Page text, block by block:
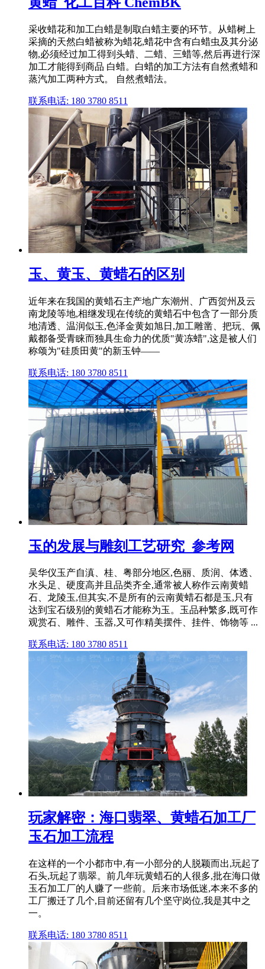
采收蜡花和加工白蜡是制取白蜡主要的环节。从蜡树上
采摘的天然白蜡被称为蜡花,蜡花中含有白蜡虫及其分泌
物,必须经过加工得到头蜡、二蜡、三蜡等,然后再进行深
加工才能得到商品 白蜡。白蜡的加工方法有自然煮蜡和
蒸汽加工两种方式。 自然煮蜡法。
联系电话: 180 3780 8511
玉、黄玉、黄蜡石的区别
近年来在我国的黄蜡石主产地广东潮州、广西贺州及云
南龙陵等地,相继发现在传统的黄蜡石中包含了一部分质
地清透、温润似玉,色泽金黄如旭日,加工雕凿、把玩、佩
戴都备受青睐而独具生命力的优质"黄冻蜡",这是被人们
称颂为"硅质田黄"的新玉钟——
联系电话: 180 3780 8511
玉的发展与雕刻工艺研究_参考网
吴华仪玉产自滇、桂、粤部分地区,色丽、质润、体透、
水头足、硬度高并且品类齐全,通常被人称作云南黄蜡
石、龙陵玉,但其实,不是所有的云南黄蜡石都是玉,只有
达到宝石级别的黄蜡石才能称为玉。玉品种繁多,既可作
观赏石、雕件、玉器,又可作精美摆件、挂件、饰物等 ...
联系电话: 180 3780 8511
玩家解密：海口翡翠、黄蜡石加工厂
玉石加工流程
在这样的一个小都市中,有一小部分的人脱颖而出,玩起了
石头,玩起了翡翠。前几年玩黄蜡石的人很多,批在海口做
玉石加工厂的人赚了一些前。后来市场低迷,本来不多的
工厂搬迁了几个,目前还留有几个坚守岗位,我是其中之
一。
联系电话: 180 3780 8511